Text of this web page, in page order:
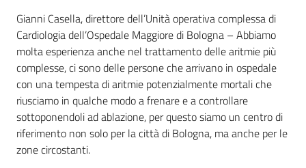
Gianni Casella, direttore dell’Unità operativa complessa di
Cardiologia dell’Ospedale Maggiore di Bologna – Abbiamo
molta esperienza anche nel trattamento delle aritmie più
complesse, ci sono delle persone che arrivano in ospedale
con una tempesta di aritmie potenzialmente mortali che
riusciamo in qualche modo a frenare e a controllare
sottoponendoli ad ablazione, per questo siamo un centro di
riferimento non solo per la città di Bologna, ma anche per le
zone circostanti.